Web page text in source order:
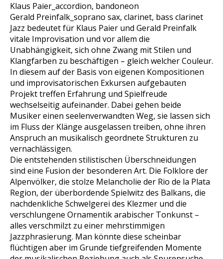
Klaus Paier_accordion, bandoneon
Gerald Preinfalk_soprano sax, clarinet, bass clarinet
Jazz bedeutet für Klaus Paier und Gerald Preinfalk
vitale Improvisation und vor allem die
Unabhängigkeit, sich ohne Zwang mit Stilen und
Klangfarben zu beschäftigen – gleich welcher Couleur.
In diesem auf der Basis von eigenen Kompositionen
und improvisatorischen Exkursen aufgebauten
Projekt treffen Erfahrung und Spielfreude
wechselseitig aufeinander. Dabei gehen beide
Musiker einen seelenverwandten Weg, sie lassen sich
im Fluss der Klänge ausgelassen treiben, ohne ihren
Anspruch an musikalisch geordnete Strukturen zu
vernachlässigen.
Die entstehenden stilistischen Überschneidungen
sind eine Fusion der besonderen Art. Die Folklore der
Alpenvölker, die stolze Melancholie der Rio de la Plata
Region, der überbordende Spielwitz des Balkans, die
nachdenkliche Schwelgerei des Klezmer und die
verschlungene Ornamentik arabischer Tonkunst –
alles verschmilzt zu einer mehrstimmigen
Jazzphrasierung. Man könnte diese scheinbar
flüchtigen aber im Grunde tiefgreifenden Momente